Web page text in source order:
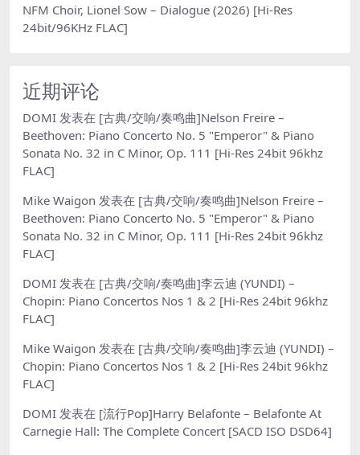
NFM Choir, Lionel Sow – Dialogue (2026) [Hi-Res
24bit/96KHz FLAC]
近期评论
DOMI 发表在 [古典/交响/奏鸣曲]Nelson Freire –
Beethoven: Piano Concerto No. 5 "Emperor" & Piano
Sonata No. 32 in C Minor, Op. 111 [Hi-Res 24bit 96khz
FLAC]
Mike Waigon 发表在 [古典/交响/奏鸣曲]Nelson Freire –
Beethoven: Piano Concerto No. 5 "Emperor" & Piano
Sonata No. 32 in C Minor, Op. 111 [Hi-Res 24bit 96khz
FLAC]
DOMI 发表在 [古典/交响/奏鸣曲]李云迪 (YUNDI) –
Chopin: Piano Concertos Nos 1 & 2 [Hi-Res 24bit 96khz
FLAC]
Mike Waigon 发表在 [古典/交响/奏鸣曲]李云迪 (YUNDI) –
Chopin: Piano Concertos Nos 1 & 2 [Hi-Res 24bit 96khz
FLAC]
DOMI 发表在 [流行Pop]Harry Belafonte – Belafonte At
Carnegie Hall: The Complete Concert [SACD ISO DSD64]